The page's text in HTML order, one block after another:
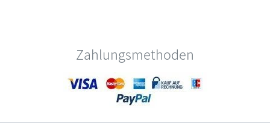
Zahlungsmethoden